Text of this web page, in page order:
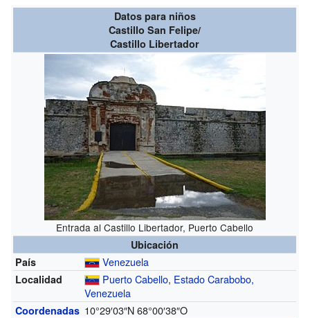
Datos para niños
Castillo San Felipe/
Castillo Libertador
Entrada al Castillo Libertador, Puerto Cabello
Ubicación
País
Venezuela
Localidad Puerto Cabello, Estado Carabobo,
Venezuela
Coordenadas 10°29′03″N68°00′38″O